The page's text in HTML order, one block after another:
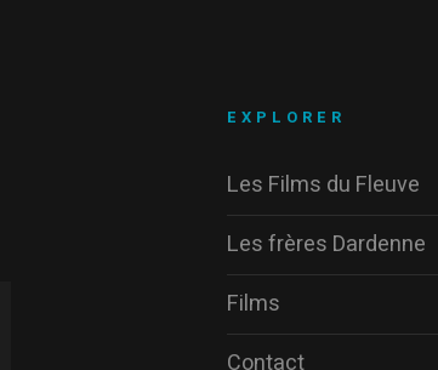
EXPLORER
Les Films du Fleuve
Les frères Dardenne
Films
Contact